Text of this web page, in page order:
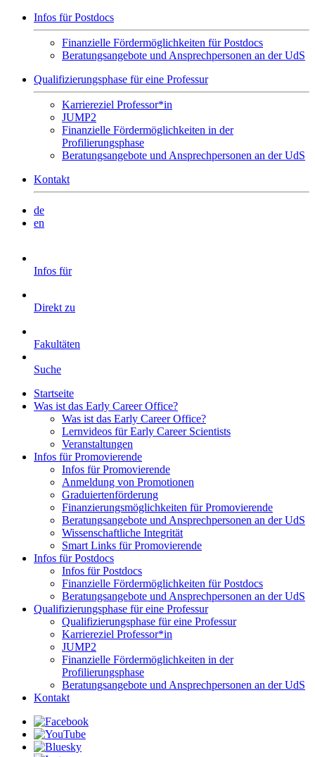
Infos für Postdocs
Finanzielle Fördermöglichkeiten für Postdocs
Beratungsangebote und Ansprechpersonen an der UdS
Qualifizierungsphase für eine Professur
Karriereziel Professor*in
JUMP2
Finanzielle Fördermöglichkeiten in der
Profilierungsphase
Beratungsangebote und Ansprechpersonen an der UdS
Kontakt
de
en
Infos für
Direkt zu
Fakultäten
Suche
Startseite
Was ist das Early Career Office?
Was ist das Early Career Office?
Lernvideos für Early Career Scientists
Veranstaltungen
Infos für Promovierende
Infos für Promovierende
Anmeldung von Promotionen
Graduiertenförderung
Finanzierungsmöglichkeiten für Promovierende
Beratungsangebote und Ansprechpersonen an der UdS
Wissenschaftliche Integrität
Smart Links für Promovierende
Infos für Postdocs
Infos für Postdocs
Finanzielle Fördermöglichkeiten für Postdocs
Beratungsangebote und Ansprechpersonen an der UdS
Qualifizierungsphase für eine Professur
Qualifizierungsphase für eine Professur
Karriereziel Professor*in
JUMP2
Finanzielle Fördermöglichkeiten in der
Profilierungsphase
Beratungsangebote und Ansprechpersonen an der UdS
Kontakt